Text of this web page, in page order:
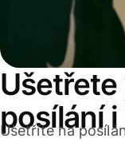
Ušetřete
posílání
Ušetříte na